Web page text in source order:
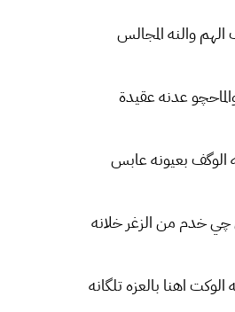
الهم والنه المجالس
عدنه عقيدة
الوگف بعيونه عابس
چي خدم من الزغر خلانه
اهنا بالعزه تلگانه